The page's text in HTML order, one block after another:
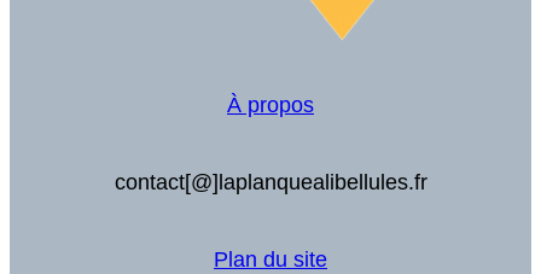
À propos
contact[@]laplanquealibellules.fr
Plan du site